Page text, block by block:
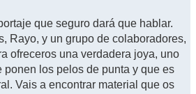
que seguro dará que hablar.
Rayo, y un grupo de colaboradores,
ofreceros una verdadera joya, uno
ponen los pelos de punta y que es
Vais a encontrar material que os